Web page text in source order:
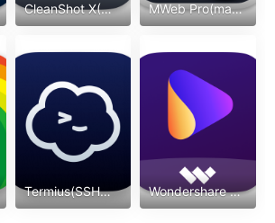
CleanShot X(录屏截图) MWeb Pro(markdown编辑器)
Termius(SSH工具) Wondershare UniConverter(视频处理)